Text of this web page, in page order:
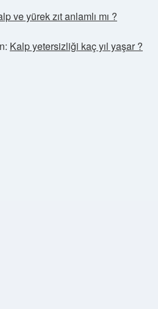
ve yürek zıt anlamlı mı ?
Kalp yetersizliği kaç yıl yaşar ?